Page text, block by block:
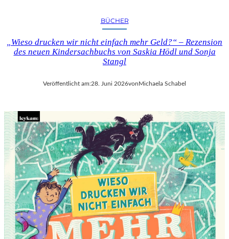
BÜCHER
„Wieso drucken wir nicht einfach mehr Geld?“ – Rezension
des neuen Kindersachbuchs von Saskia Hödl und Sonja
Stangl
Veröffentlicht am:28. Juni 2026vonMichaela Schabel